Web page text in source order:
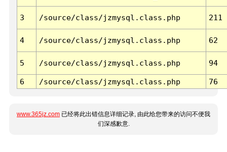
3 /source/class/jzmysql.class.php 211
4 /source/class/jzmysql.class.php 62
5 /source/class/jzmysql.class.php 94
6 /source/class/jzmysql.class.php 76
www.365jz.com 已经将此出错信息详细记录, 由此给您带来的访问不便我
们深感歉意.